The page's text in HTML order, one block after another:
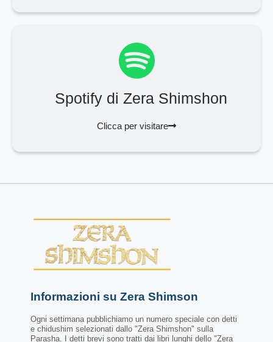
Spotify di Zera Shimshon
Clicca per visitare
Informazioni su Zera Shimson
Ogni settimana pubblichiamo un numero speciale con detti
e chidushim selezionati dallo "Zera Shimshon" sulla
Parasha. I detti brevi sono tratti dai libri lunghi dello "Zera